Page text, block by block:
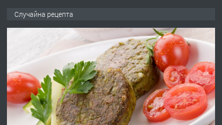
537 426
преди 18 часа
ПРЕДЛАГА
Давам обзаведено жилище за жена
без брокери 0889 537 426
преди 18 часа
Случайна рецепта